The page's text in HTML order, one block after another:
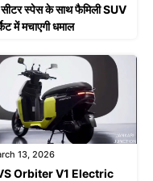
स्पेस के साथ फैमिली SUV
में मचाएगी धमाल
13, 2026
Orbiter V1 Electric